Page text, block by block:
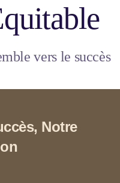
vers le succès
Notre